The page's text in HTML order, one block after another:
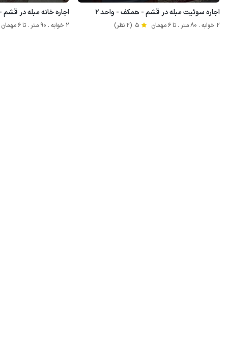
اجاره سوئیت مبله در قشم - همکف - واحد ۲
2 خوابه . 80 متر . تا 6 مهمان 5 (2 نظر)
اجاره خانه مبله در قشم
2 خوابه . 90 متر . تا 6 مهمان